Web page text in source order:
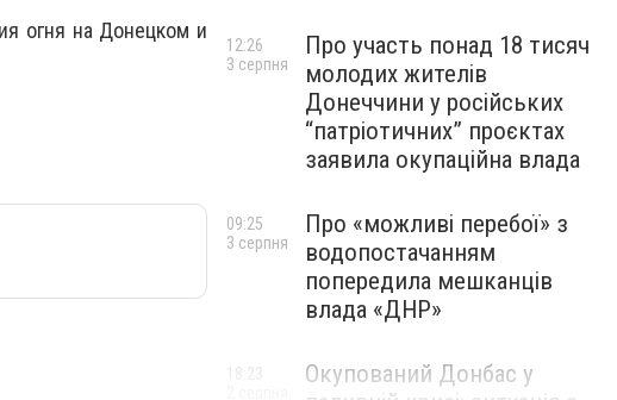
огня на Донецком и
Про участь понад 18 тисяч
молодих жителів
Донеччини у російських
“патріотичних” проєктах
заявила окупаційна влада
12:26
3 серпня
Про «можливі перебої» з
водопостачанням
попередила мешканців
влада «ДНР»
09:25
3 серпня
Окупований Донбас у